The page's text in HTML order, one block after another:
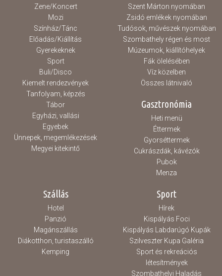
Zene/Koncert
Mozi
Színház/Tánc
Előadás/Kiállítás
Gyerekeknek
Sport
Buli/Disco
Kiemelt rendezvények
Tanfolyam, képzés
Tábor
Egyházi, vallási
Egyebek
Ünnepek, megemlékezések
Megyei kitekintő
Szent Márton nyomában
Zsidó emlékek nyomában
Tudósok, művészek nyomában
Szombathely régen és most
Múzeumok, kiállítóhelyek
Fák ölelésében
Víz közelben
Összes látnivaló
Gasztronómia
Heti menü
Éttermek
Gyorséttermek
Cukrászdák, kávézók
Pubok
Menza
Szállás
Hotel
Panzió
Magánszállás
Diákotthon, turistaszálló
Kemping
Sport
Hírek
Kispályás Foci
Kispályás Labdarúgó Kupák
Szilveszter Kupa Galéria
Sport és rekreációs
létesítmények
Szombathelyi Haladás